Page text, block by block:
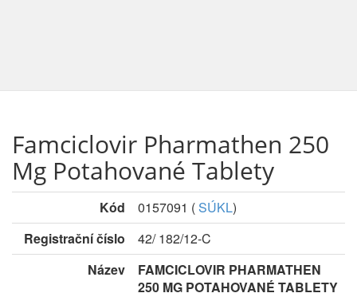
Famciclovir Pharmathen 250
Mg Potahované Tablety
Kód 0157091 (SÚKL)
Registrační číslo
42/ 182/12-C
Název
FAMCICLOVIR PHARMATHEN
250 MG POTAHOVANÉ TABLETY